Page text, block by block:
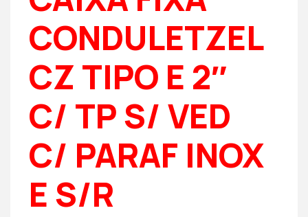
CONDULETZEL
CZ TIPO E 2″
C/ TP S/ VED
C/ PARAF INOX
E S/R